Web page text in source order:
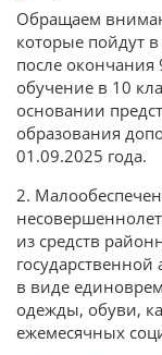
Обращаем
которые пойдут
после
обучение в 10
основании
образования
01.09.2025 года.
2.
из средств
в виде
одежды, обуви,
ежемесячных